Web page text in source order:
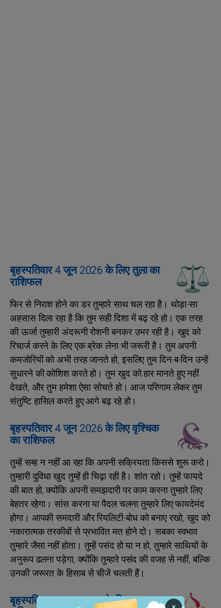
बृहस्पतिवार 4 जून 2026 के लिए तुला का
राशिफल
फिर से निराश होने का डर तुम्हारे साथ चल रहा है। थोड़ा-सा
अहसास दिला रहा है कि तुम सही दिशा में बढ़ रहे हो। एक तरह
की ऊर्जा तुम्हारी अंदरूनी रोशनी बनकर उभर रही है। खुद को
रिचार्ज करने के लिए एक ब्रेक लेना भी जरूरी है। तुम अपनी
कमजोरियों को अभी तरह जानते हो, इसलिए तुम दिन-ब-दिन उन्हें
सुधारने की कोशिश करते हो। तुम खुद को हार मानते हुए नहीं
देखते, और तुम हमेशा ऐसा सोचते हो। आज परिणाम लेकर तुम
संतुष्टि हासिल करते हुए आगे बढ़ रहे हो।
बृहस्पतिवार 4 जून 2026 के लिए वृश्चिक
का राशिफल
तुम्हें सम्ह न नहीं आ रहा कि अपनी सक्रियता किससे शुरू करो।
तुम्हारी दुविधा खुद तुम्हें ही चिढ़ा रही है। शांत रहो। तुम्हें फायदे
की बात हो, क्योंकि अपनी समझदारी पर काम करना तुम्हारे लिए
बेहतर रहेगा। सांस करना या पैदल चलना तुम्हारे लिए फायदेमंद
होगा। आपकी समदारी और रियलिटी-बोध को बनाए रखो, खुद को
नकारात्मक तरकीबों से प्रभावित मत होने दो। सबका स्वभाव
तुम्‍हारे जैसा नहीं होता। तुम्‍हें पसंद हो या न हो, तुम्‍हारे साथियों के
अनुरूप ढलना पड़ेगा, क्योंकि तुम्‍हारे पसंद की वजह से नहीं, बल्कि
उनकी जरूरत के हिसाब से चीजें चलती हैं।
बृहस्पतिवार 4 जून 2026 के लिए धनु का